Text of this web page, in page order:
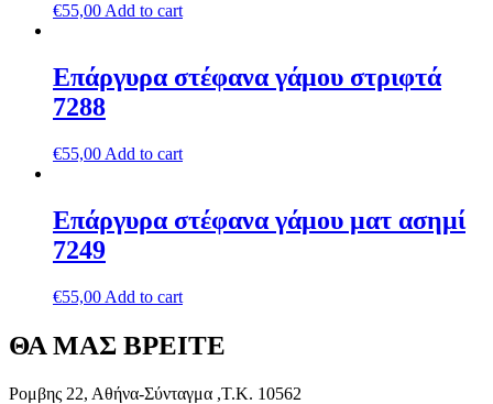
€55,00 Add to cart
Επάργυρα στέφανα γάμου στριφτά
7288
€55,00 Add to cart
Επάργυρα στέφανα γάμου ματ ασημί
7249
€55,00 Add to cart
ΘΑ ΜΑΣ ΒΡΕΙΤΕ
Ρομβης 22, Αθήνα-Σύνταγμα ,Τ.Κ. 10562